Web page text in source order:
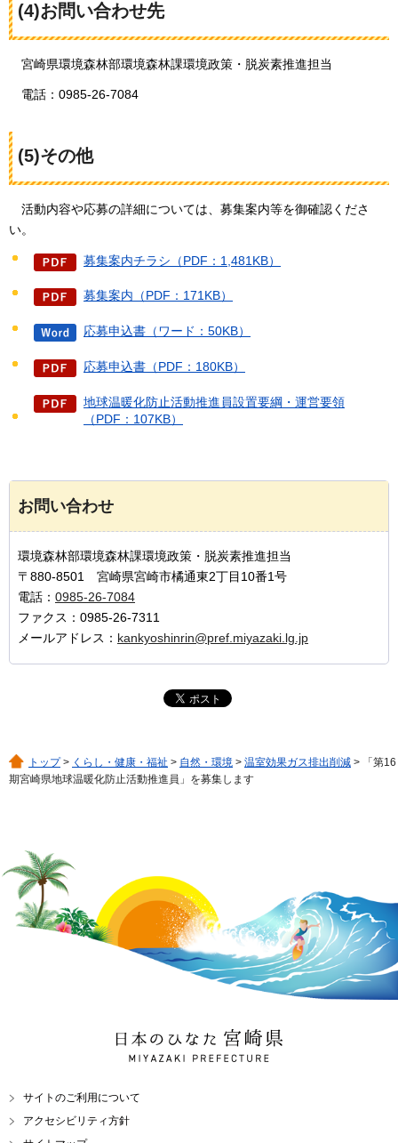
(4)お問い合わせ先
宮崎県環境森林部環境森林課環境政策・脱炭素推進担当
電話：0985-26-7084
(5)その他
活動内容や応募の詳細については、募集案内等を御確認くださ
い。
募集案内チラシ（PDF：1,481KB）
募集案内（PDF：171KB）
応募申込書（ワード：50KB）
応募申込書（PDF：180KB）
地球温暖化防止活動推進員設置要綱・運営要領
（PDF：107KB）
お問い合わせ
環境森林部環境森林課環境政策・脱炭素推進担当
〒880-8501 宮崎県宮崎市橘通東2丁目10番1号
電話： 0985-26-7084
ファクス：0985-26-7311
メールアドレス： kankyoshinrin@pref.miyazaki.lg.jp
トップ> くらし・健康・福祉 > 自然・環境 > 温室効果ガス排出削減 > 「第16
期宮崎県地球温暖化防止活動推進員」を募集します
日本のひなた 宮崎県
MIYAZAKI PREFECTURE
サイトのご利用について
アクセシビリティ方針